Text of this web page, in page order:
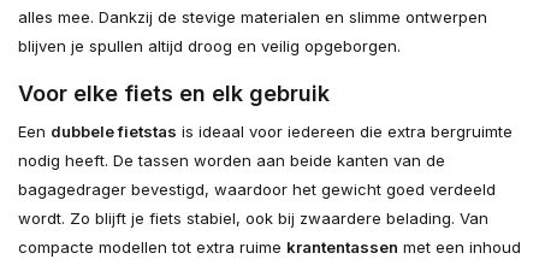
alles mee. Dankzij de stevige materialen en slimme ontwerpen
blijven je spullen altijd droog en veilig opgeborgen.
Voor elke fiets en elk gebruik
Een dubbele fietstas is ideaal voor iedereen die extra bergruimte
nodig heeft. De tassen worden aan beide kanten van de
bagagedrager bevestigd, waardoor het gewicht goed verdeeld
wordt. Zo blijft je fiets stabiel, ook bij zwaardere belading. Van
compacte modellen tot extra ruime krantentassen met een inhoud